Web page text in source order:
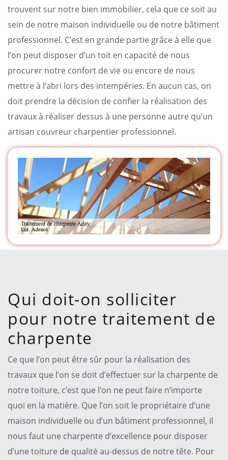
trouvent sur notre bien immobilier, cela que ce soit au
sein de notre maison individuelle ou de notre bâtiment
professionnel. C’est en grande partie grâce à elle que
l’on peut disposer d’un toit en capacité de nous
procurer notre confort de vie ou encore de nous
mettre à l’abri lors des intempéries. En aucun cas, on
doit prendre la décision de confier la réalisation des
travaux à réaliser dessus à une personne autre qu’un
artisan couvreur charpentier professionnel.
Qui doit-on solliciter
pour notre traitement de
charpente
Ce que l’on peut être sûr pour la réalisation des
travaux que l’on se doit d’effectuer sur la charpente de
notre toiture, c’est que l’on ne peut faire n’importe
quoi en la matière. Que l’on soit le propriétaire d’une
maison individuelle ou d’un bâtiment professionnel, il
nous faut une charpente d’excellence pour disposer
d’une toiture de qualité au-dessus de notre tête. Pour